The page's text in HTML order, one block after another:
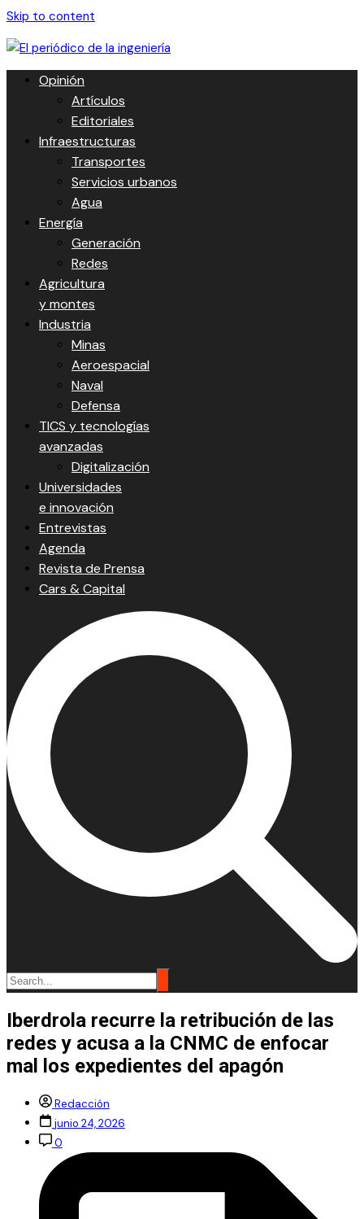
Skip to content
Opinión
Artículos
Editoriales
Infraestructuras
Transportes
Servicios urbanos
Agua
Energía
Generación
Redes
Agricultura
y montes
Industria
Minas
Aeroespacial
Naval
Defensa
TICS y tecnologías
avanzadas
Digitalización
Universidades
e innovación
Entrevistas
Agenda
Revista de Prensa
Cars & Capital
Iberdrola recurre la retribución de las
redes y acusa a la CNMC de enfocar
mal los expedientes del apagón
Redacción
junio 24, 2026
0